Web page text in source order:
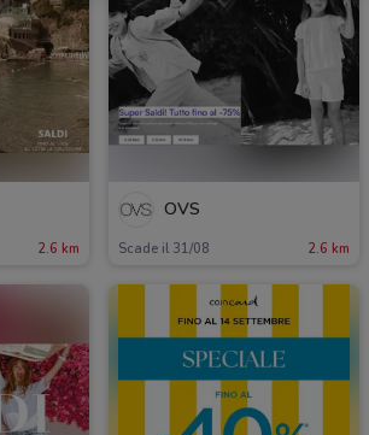
2.6 km
OVS
Scade il 31/08 2.6 km